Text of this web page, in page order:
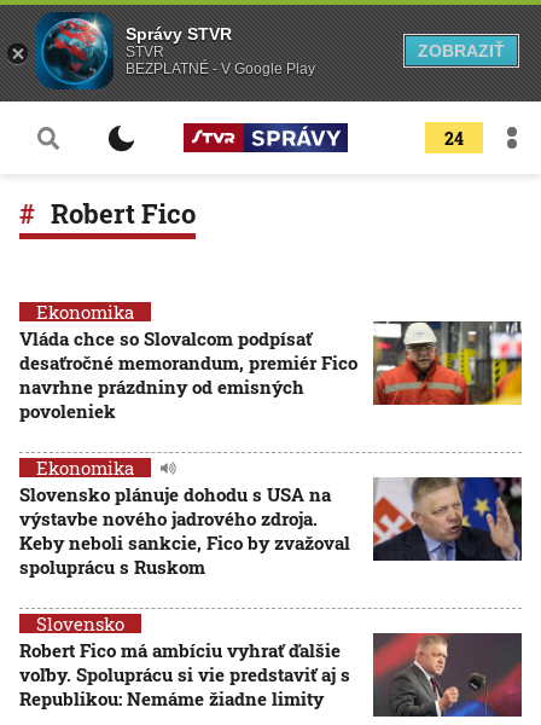
24
Robert Fico
Ekonomika
Vláda chce so Slovalcom podpísať
desaťročné memorandum, premiér Fico
navrhne prázdniny od emisných
povoleniek
Ekonomika
Slovensko plánuje dohodu s USA na
výstavbe nového jadrového zdroja.
Keby neboli sankcie, Fico by zvažoval
spoluprácu s Ruskom
Slovensko
Robert Fico má ambíciu vyhrať ďalšie
voľby. Spoluprácu si vie predstaviť aj s
Republikou: Nemáme žiadne limity
Správy STVR
STVR
BEZPLATNÉ - V Google Play
ZOBRAZIŤ